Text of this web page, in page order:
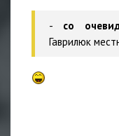
- со
Гаврилюк